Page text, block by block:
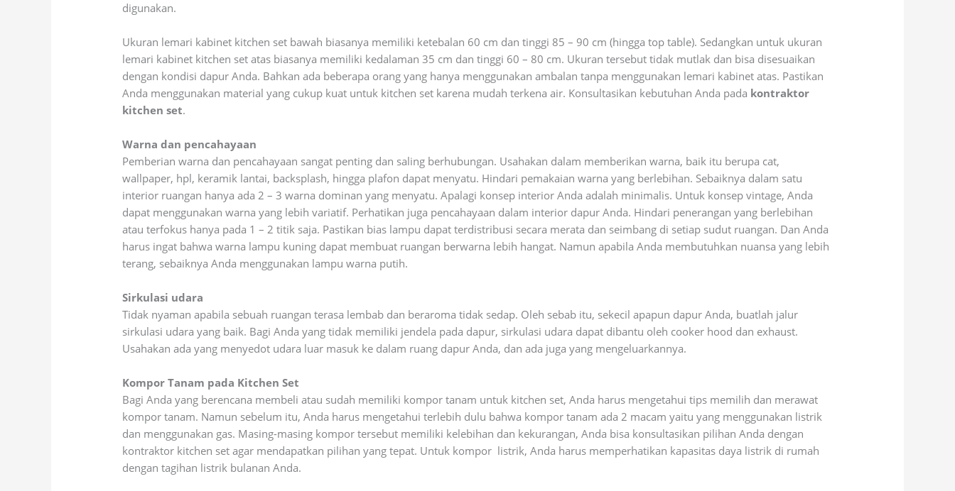
digunakan.
Ukuran lemari kabinet kitchen set bawah biasanya memiliki ketebalan 60 cm dan tinggi 85 – 90 cm (hingga top table). Sedangkan untuk ukuran
lemari kabinet kitchen set atas biasanya memiliki kedalaman 35 cm dan tinggi 60 – 80 cm. Ukuran tersebut tidak mutlak dan bisa disesuaikan
dengan kondisi dapur Anda. Bahkan ada beberapa orang yang hanya menggunakan ambalan tanpa menggunakan lemari kabinet atas. Pastikan
Anda menggunakan material yang cukup kuat untuk kitchen set karena mudah terkena air. Konsultasikan kebutuhan Anda pada kontraktor
kitchen set.
Warna dan pencahayaan
Pemberian warna dan pencahayaan sangat penting dan saling berhubungan. Usahakan dalam memberikan warna, baik itu berupa cat,
wallpaper, hpl, keramik lantai, backsplash, hingga plafon dapat menyatu. Hindari pemakaian warna yang berlebihan. Sebaiknya dalam satu
interior ruangan hanya ada 2 – 3 warna dominan yang menyatu. Apalagi konsep interior Anda adalah minimalis. Untuk konsep vintage, Anda
dapat menggunakan warna yang lebih variatif. Perhatikan juga pencahayaan dalam interior dapur Anda. Hindari penerangan yang berlebihan
atau terfokus hanya pada 1 – 2 titik saja. Pastikan bias lampu dapat terdistribusi secara merata dan seimbang di setiap sudut ruangan. Dan Anda
harus ingat bahwa warna lampu kuning dapat membuat ruangan berwarna lebih hangat. Namun apabila Anda membutuhkan nuansa yang lebih
terang, sebaiknya Anda menggunakan lampu warna putih.
Sirkulasi udara
Tidak nyaman apabila sebuah ruangan terasa lembab dan beraroma tidak sedap. Oleh sebab itu, sekecil apapun dapur Anda, buatlah jalur
sirkulasi udara yang baik. Bagi Anda yang tidak memiliki jendela pada dapur, sirkulasi udara dapat dibantu oleh cooker hood dan exhaust.
Usahakan ada yang menyedot udara luar masuk ke dalam ruang dapur Anda, dan ada juga yang mengeluarkannya.
Kompor Tanam pada Kitchen Set
Bagi Anda yang berencana membeli atau sudah memiliki kompor tanam untuk kitchen set, Anda harus mengetahui tips memilih dan merawat
kompor tanam. Namun sebelum itu, Anda harus mengetahui terlebih dulu bahwa kompor tanam ada 2 macam yaitu yang menggunakan listrik
dan menggunakan gas. Masing-masing kompor tersebut memiliki kelebihan dan kekurangan, Anda bisa konsultasikan pilihan Anda dengan
kontraktor kitchen set agar mendapatkan pilihan yang tepat. Untuk kompor listrik, Anda harus memperhatikan kapasitas daya listrik di rumah
dengan tagihan listrik bulanan Anda.